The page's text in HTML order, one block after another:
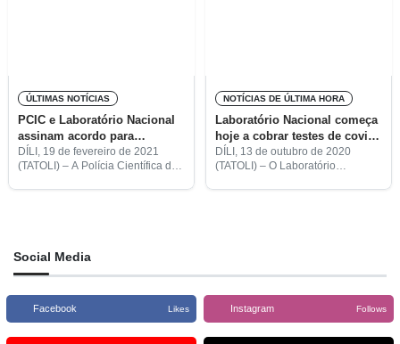
ÚLTIMAS NOTÍCIAS
PCIC e Laboratório Nacional
assinam acordo para
formação de peritos do
laboratório da PCIC
DÍLI, 19 de fevereiro de 2021
(TATOLI) – A Polícia Científica de
NOTÍCIAS DE ÚLTIMA HORA
Laboratório Nacional começa
hoje a cobrar testes de covid-
19 a pessoas que pretendam
viajar
DÍLI, 13 de outubro de 2020
(TATOLI) – O Laboratório
Social Media
Facebook Likes Instagram Follows